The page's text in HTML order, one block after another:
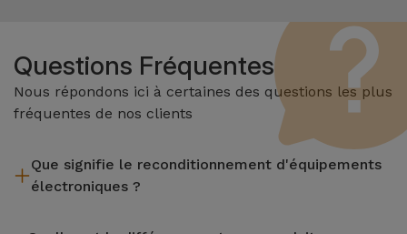
Questions Fréquentes
Nous répondons ici à certaines des questions les plus
fréquentes de nos clients
Que signifie le reconditionnement d'équipements
électroniques ?